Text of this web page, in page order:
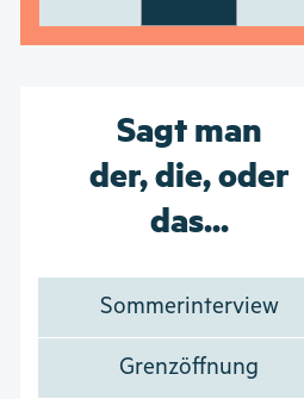
Sagt man
der, die, oder
das...
Sommerinterview
Grenzöffnung